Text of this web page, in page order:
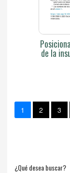
de la
1 2 3
¿Qué desea buscar?